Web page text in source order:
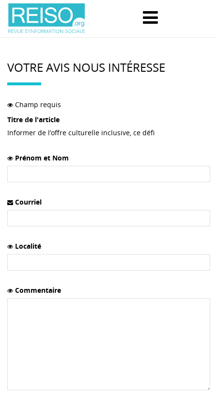
VOTRE AVIS NOUS INTÉRESSE
Champ requis
Titre de l'article
Informer de l’offre culturelle inclusive, ce défi
Prénom et Nom
Courriel
Localité
Commentaire